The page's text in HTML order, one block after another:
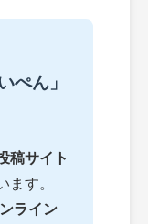
ぺん」
稿サイト
ます。
ライン